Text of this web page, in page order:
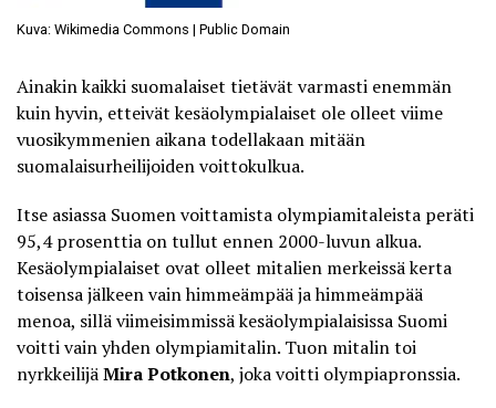
Kuva: Wikimedia Commons | Public Domain
Ainakin kaikki suomalaiset tietävät varmasti enemmän
kuin hyvin, etteivät kesäolympialaiset ole olleet viime
vuosikymmenien aikana todellakaan mitään
suomalaisurheilijoiden voittokulkua.
Itse asiassa Suomen voittamista olympiamitaleista peräti
95,4 prosenttia on tullut ennen 2000-luvun alkua.
Kesäolympialaiset ovat olleet mitalien merkeissä kerta
toisensa jälkeen vain himmeämpää ja himmeämpää
menoa, sillä viimeisimmissä kesäolympialaisissa Suomi
voitti vain yhden olympiamitalin. Tuon mitalin toi
nyrkkeilijäMira Potkonen, joka voitti olympiapronssia.